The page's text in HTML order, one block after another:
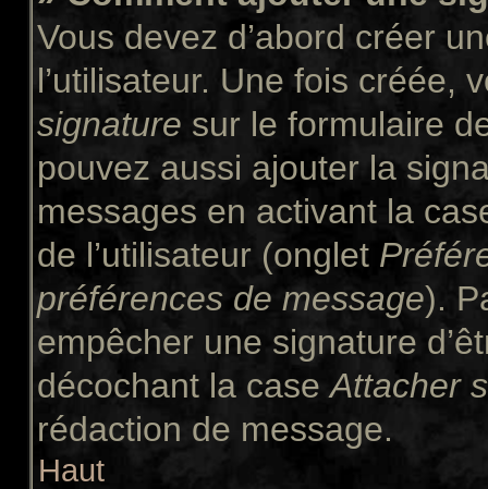
Vous devez d’abord créer
l’utilisateur. Une fois créée,
signature sur le formulaire
pouvez aussi ajouter la
messages en activant la
de l’utilisateur (onglet
préférences de message).
empêcher une signature
décochant la caseAttacher
rédaction de message.
Haut